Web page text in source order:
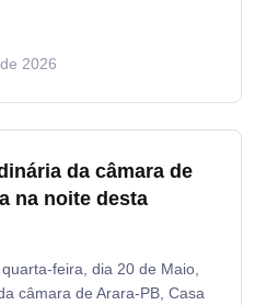
2026
da câmara de
na noite desta
feira, dia 20 de Maio,
câmara de Arara-PB, Casa